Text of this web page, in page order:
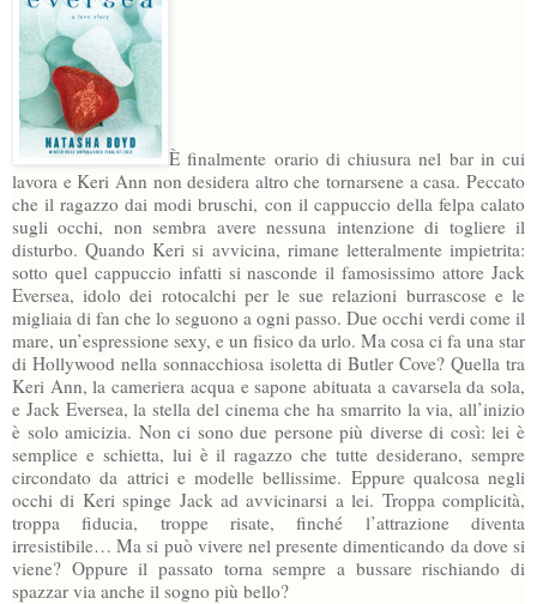
È finalmente orario di chiusura nel bar in cui
lavora e Keri Ann non desidera altro che tornarsene a casa. Peccato
che il ragazzo dai modi bruschi, con il cappuccio della felpa calato
sugli occhi, non sembra avere nessuna intenzione di togliere il
disturbo. Quando Keri si avvicina, rimane letteralmente impietrita:
sotto quel cappuccio infatti si nasconde il famosissimo attore Jack
Eversea, idolo dei rotocalchi per le sue relazioni burrascose e le
migliaia di fan che lo seguono a ogni passo. Due occhi verdi come il
mare, un’espressione sexy, e un fisico da urlo. Ma cosa ci fa una star
di Hollywood nella sonnacchiosa isoletta di Butler Cove? Quella tra
Keri Ann, la cameriera acqua e sapone abituata a cavarsela da sola,
e Jack Eversea, la stella del cinema che ha smarrito la via, all’inizio
è solo amicizia. Non ci sono due persone più diverse di così: lei è
semplice e schietta, lui è il ragazzo che tutte desiderano, sempre
circondato da attrici e modelle bellissime. Eppure qualcosa negli
occhi di Keri spinge Jack ad avvicinarsi a lei. Troppa complicità,
troppa fiducia, troppe risate, finché l’attrazione diventa
irresistibile… Ma si può vivere nel presente dimenticando da dove si
viene? Oppure il passato torna sempre a bussare rischiando di
spazzar via anche il sogno più bello?